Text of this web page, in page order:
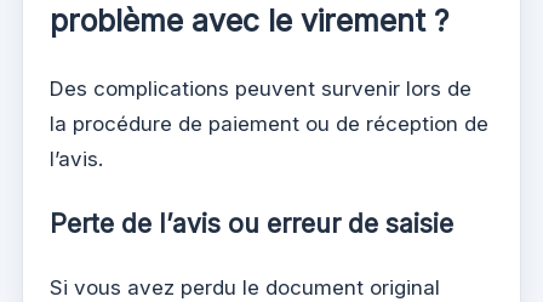
problème avec le virement ?
Des complications peuvent survenir lors de
la procédure de paiement ou de réception de
l’avis.
Perte de l’avis ou erreur de saisie
Si vous avez perdu le document original